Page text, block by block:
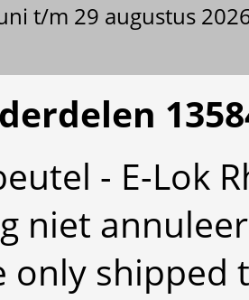
t/m 29 augustus
- E-Lok
niet
only shipped